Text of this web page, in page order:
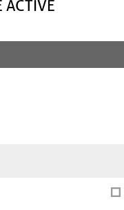
ACTIVE